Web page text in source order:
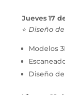
Jueves 17
⭐ Diseño
Modelos
Diseño